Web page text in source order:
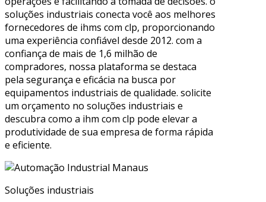
soluções industriais conecta você aos melhores
fornecedores de ihms com clp, proporcionando
uma experiência confiável desde 2012. com a
confiança de mais de 1,6 milhão de
compradores, nossa plataforma se destaca
pela segurança e eficácia na busca por
equipamentos industriais de qualidade. solicite
um orçamento no soluções industriais e
descubra como a ihm com clp pode elevar a
produtividade de sua empresa de forma rápida
e eficiente.
Soluções industriais